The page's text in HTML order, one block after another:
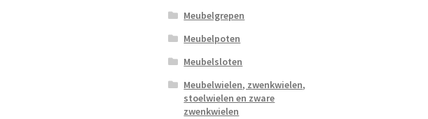
Meubelgrepen
Meubelpoten
Meubelsloten
Meubelwielen, zwenkwielen,
stoelwielen en zware
zwenkwielen